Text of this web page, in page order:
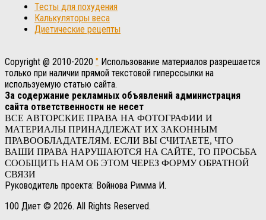
Тесты для похудения
Калькуляторы веса
Диетические рецепты
Copyright @ 2010-2020 " Использование материалов разрешается
только при наличии прямой текстовой гиперссылки на
используемую статью сайта.
За содержание рекламных объявлений администрация
сайта ответственности не несет
ВСЕ АВТОРСКИЕ ПРАВА НА ФОТОГРАФИИ И
МАТЕРИАЛЫ ПРИНАДЛЕЖАТ ИХ ЗАКОННЫМ
ПРАВООБЛАДАТЕЛЯМ. ЕСЛИ ВЫ СЧИТАЕТЕ, ЧТО
ВАШИ ПРАВА НАРУШАЮТСЯ НА САЙТЕ, ТО ПРОСЬБА
СООБЩИТЬ НАМ ОБ ЭТОМ ЧЕРЕЗ ФОРМУ ОБРАТНОЙ
СВЯЗИ
Руководитель проекта: Войнова Римма И.
100 Диет © 2026. All Rights Reserved.